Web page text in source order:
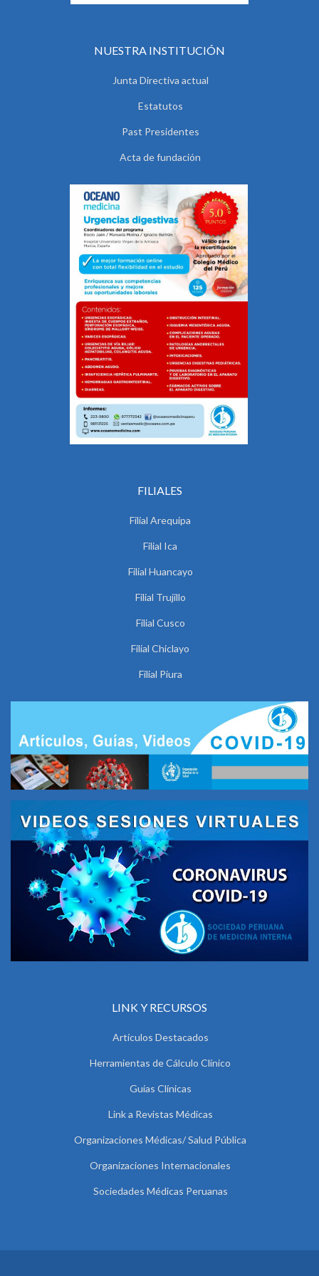
NUESTRA INSTITUCIÓN
Junta Directiva actual
Estatutos
Past Presidentes
Acta de fundación
FILIALES
Filial Arequipa
Filial Ica
Filial Huancayo
Filial Trujillo
Filial Cusco
Filial Chiclayo
Filial Piura
LINK Y RECURSOS
Artículos Destacados
Herramientas de Cálculo Clínico
Guías Clínicas
Link a Revistas Médicas
Organizaciones Médicas/ Salud Pública
Organizaciones Internacionales
Sociedades Médicas Peruanas